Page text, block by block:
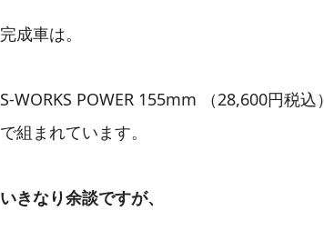
完成車は。
S-WORKS POWER 155mm （28,600円税込）
で組まれています。
いきなり余談ですが、